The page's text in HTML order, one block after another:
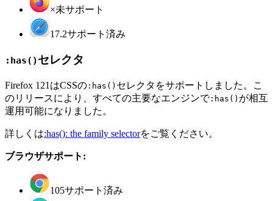
×未サポート
17.2サポート済み
:has()セレクタ
Firefox 121はCSSの :has() セレクタをサポートしました。こ
のリリースにより、すべての主要なエンジンで:has() が相互
運用可能になりました。
詳しくは:has(): the family selectorをご覧ください。
ブラウザサポート:
105サポート済み